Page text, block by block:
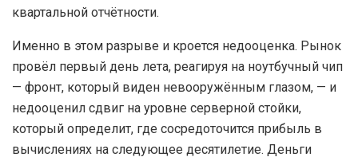
квартальной отчётности.
Именно в этом разрыве и кроется недооценка. Рынок
провёл первый день лета, реагируя на ноутбучный чип
— фронт, который виден невооружённым глазом, — и
недооценил сдвиг на уровне серверной стойки,
который определит, где сосредоточится прибыль в
вычислениях на следующее десятилетие. Деньги